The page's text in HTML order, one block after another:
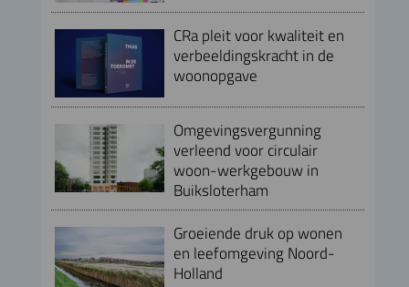
CRa pleit voor kwaliteit en
verbeeldingskracht in de
woonopgave
Omgevingsvergunning
verleend voor circulair
woon-werkgebouw in
Buiksloterham
Groeiende druk op wonen
en leefomgeving Noord-
Holland